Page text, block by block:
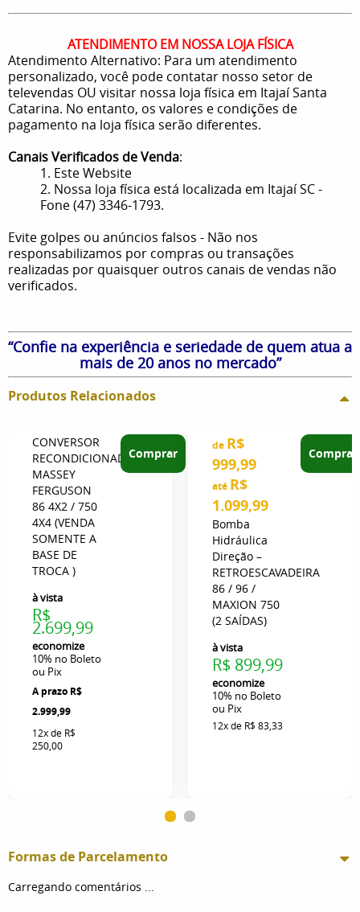
ATENDIMENTO EM NOSSA LOJA FÍSICA
Atendimento Alternativo: Para um atendimento
personalizado, você pode contatar nosso setor de
televendas OU visitar nossa loja física em Itajaí Santa
Catarina. No entanto, os valores e condições de
pagamento na loja física serão diferentes.
Canais Verificados de Venda:
1. Este Website
2. Nossa loja física está localizada em Itajaí SC -
Fone (47) 3346-1793.
Evite golpes ou anúncios falsos - Não nos
responsabilizamos por compras ou transações
realizadas por quaisquer outros canais de vendas não
verificados.
“Confie na experiência e seriedade de quem atua a
mais de 20 anos no mercado”
Produtos Relacionados
CONVERSOR
RECONDICIONADO
MASSEY
FERGUSON
86 4X2 / 750
4X4 (VENDA
SOMENTE A
BASE DE
TROCA )
R$
2.999,99
à vista
R$
2.699,99
economize
10% no Boleto
ou Pix
12xde R$
250,00
Comprar
Bomba
Hidráulica
Direção –
RETROESCAVADEIRA
86 / 96 /
MAXION 750
(2 SAÍDAS)
de R$
999,99
até R$
1.099,99
à vista
R$ 899,99
economize
10% no Boleto
ou Pix
12xde R$ 83,33
Comprar
Formas de Parcelamento
Carregando comentários ...